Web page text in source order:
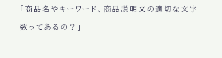
「商品名やキーワード、商品説明文の適切な文字
数ってあるの？」